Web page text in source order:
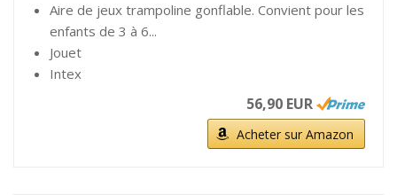
Aire de jeux trampoline gonflable. Convient pour les
enfants de 3 à 6...
Jouet
Intex
56,90 EUR
Acheter sur Amazon